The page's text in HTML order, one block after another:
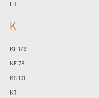
HT
K
KF 178
KF 78
KS 101
KT